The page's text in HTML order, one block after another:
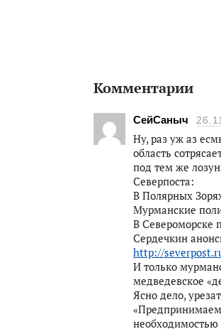
Комментарии
СейСаныч
Ну, раз уж аз
область
под тем же
Северпоста:
В Полярных
Мурманские
В Североморске
Сердечкин
http://
И только
медведевское
Ясно дело,
необходимостью